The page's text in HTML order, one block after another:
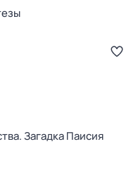
Загадка Паиcия